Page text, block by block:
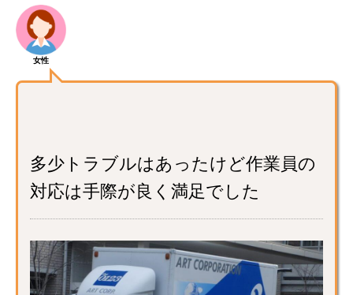
女性
多少トラブルはあったけど作業員の
対応は手際が良く満足でした